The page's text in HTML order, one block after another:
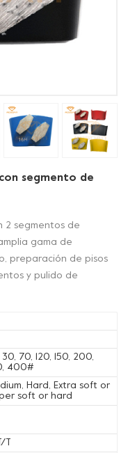
segmento de
2 segmentos de
gama de
preparación de pisos
y pulido de
30, 70, 120, 150, 200,
400#
Hard, Extra soft or
soft or hard
T